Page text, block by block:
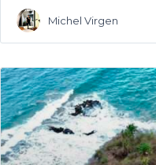
Michel Virgen